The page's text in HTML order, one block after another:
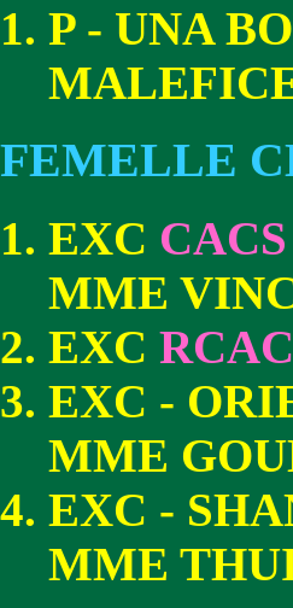
P - UNA
FEMELLE
EXC CACS
MME
EXC
EXC -
MME
EXC -
MME